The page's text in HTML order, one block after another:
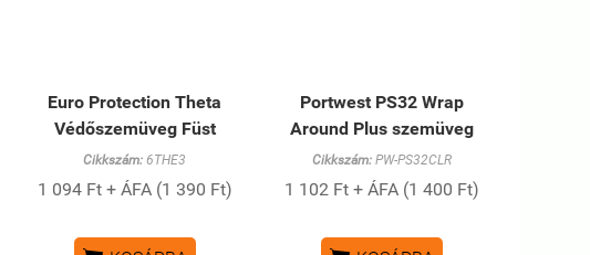
Euro Protection Theta
Védőszemüveg Füst
Cikkszám: 6THE3
1 094 Ft + ÁFA (1 390 Ft)
Portwest PS32 Wrap
Around Plus szemüveg
Cikkszám: PW-PS32CLR
1 102 Ft + ÁFA (1 400 Ft)